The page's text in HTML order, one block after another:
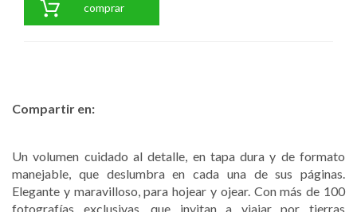
comprar
Compartir en:
Un volumen cuidado al detalle, en tapa dura y de formato
manejable, que deslumbra en cada una de sus páginas.
Elegante y maravilloso, para hojear y ojear. Con más de 100
fotografías exclusivas, que invitan a viajar por tierras